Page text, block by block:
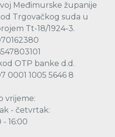
Međimurske županije
Trgovačkog suda u
Tt-18/1924-3.
OTP banke d.d.
0001 1005 5646 8
vrijeme:
- četvrtak:
- 16:00